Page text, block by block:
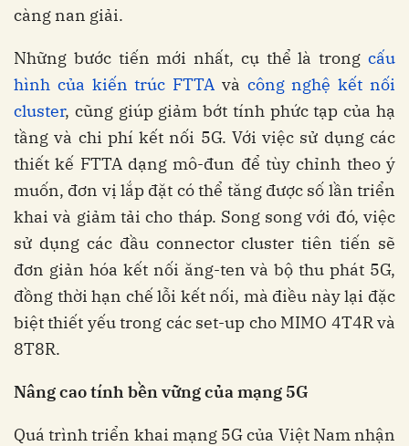
càng nan giải.
Những bước tiến mới nhất, cụ thể là trong cấu
hình của kiến trúc FTTA và công nghệ kết nối
cluster, cũng giúp giảm bớt tính phức tạp của hạ
tầng và chi phí kết nối 5G. Với việc sử dụng các
thiết kế FTTA dạng mô-đun để tùy chỉnh theo ý
muốn, đơn vị lắp đặt có thể tăng được số lần triển
khai và giảm tải cho tháp. Song song với đó, việc
sử dụng các đầu connector cluster tiên tiến sẽ
đơn giản hóa kết nối ăng-ten và bộ thu phát 5G,
đồng thời hạn chế lỗi kết nối, mà điều này lại đặc
biệt thiết yếu trong các set-up cho MIMO 4T4R và
8T8R.
Nâng cao tính bền vững của mạng 5G
Quá trình triển khai mạng 5G của Việt Nam nhận